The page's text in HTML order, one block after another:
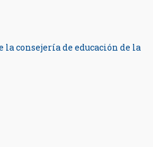
la consejería de educación de la